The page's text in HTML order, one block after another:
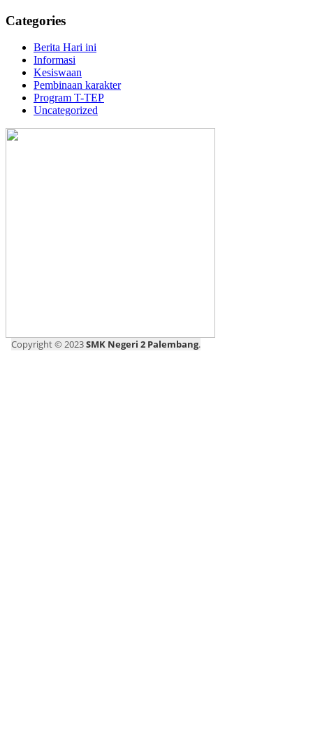
Categories
Berita Hari ini
Informasi
Kesiswaan
Pembinaan karakter
Program T-TEP
Uncategorized
Copyright © 2023SMK Negeri 2 Palembang.